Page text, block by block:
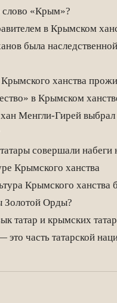
«Крым»?
в Крымском
была
ханства
в Крымском
Менгли-Гирей выбрал
совершали набеги
Крымского ханства
Крымского ханства
Золотой Орды?
татар и крымских
часть татарской